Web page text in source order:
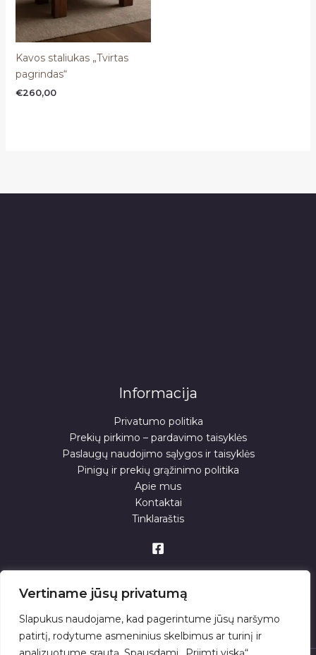
Vertiname jūsų privatumą
Slapukus naudojame, kad pagerintume jūsų naršymo
patirtį, rodytume asmeninius skelbimus ar turinį ir
Kavos staliukas „Tvirtas
pagrindas“
€260,00
Informacija
Privatumo politika
Prekių pirkimo – pardavimo taisyklės
Paslaugų naudojimo sąlygos ir taisyklės
Pinigų ir prekių grąžinimo politika
Apie mus
Kontaktai
Tinklaraštis